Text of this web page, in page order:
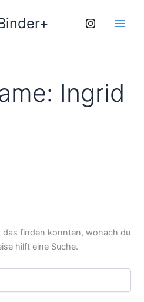
Ingrid
finden konnten, wonach du
hilft eine Suche.